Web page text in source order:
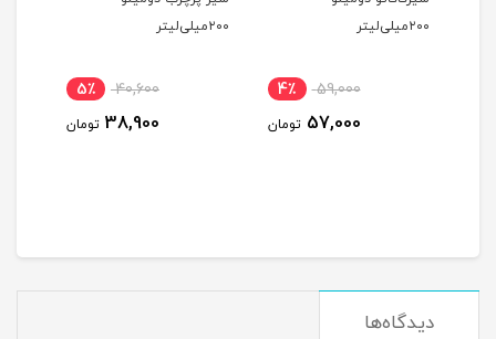
۲۰۰میلی‌لیتر
59,000 4٪
57,000 تومان
۲۰۰میلی‌لیتر
40,600 5٪
38,900 تومان
دیدگاه‌ها